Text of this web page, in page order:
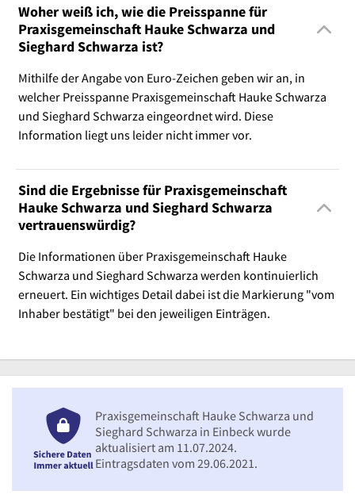
Woher weiß ich, wie die Preisspanne für
Praxisgemeinschaft Hauke Schwarza und
Sieghard Schwarza ist?
Mithilfe der Angabe von Euro-Zeichen geben wir an, in
welcher Preisspanne Praxisgemeinschaft Hauke Schwarza
und Sieghard Schwarza eingeordnet wird. Diese
Information liegt uns leider nicht immer vor.
Sind die Ergebnisse für Praxisgemeinschaft
Hauke Schwarza und Sieghard Schwarza
vertrauenswürdig?
Die Informationen über Praxisgemeinschaft Hauke
Schwarza und Sieghard Schwarza werden kontinuierlich
erneuert. Ein wichtiges Detail dabei ist die Markierung "vom
Inhaber bestätigt" bei den jeweiligen Einträgen.
Praxisgemeinschaft Hauke Schwarza und
Sieghard Schwarza in Einbeck wurde
aktualisiert am 11.07.2024.
Eintragsdaten vom 29.06.2021.